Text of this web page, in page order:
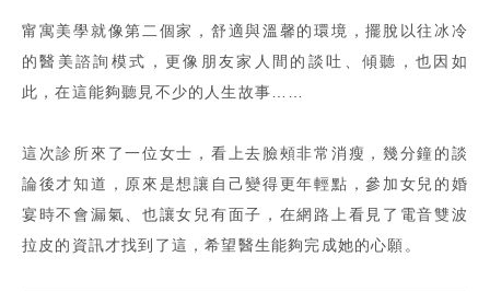
甯寓美學就像第二個家，舒適與溫馨的環境，擺脫以往冰冷
的醫美諮詢模式，更像朋友家人間的談吐、傾聽，也因如
此，在這能夠聽見不少的人生故事……
這次診所來了一位女士，看上去臉頰非常消瘦，幾分鐘的談
論後才知道，原來是想讓自己變得更年輕點，參加女兒的婚
宴時不會漏氣、也讓女兒有面子，在網路上看見了電音雙波
拉皮的資訊才找到了這，希望醫生能夠完成她的心願。